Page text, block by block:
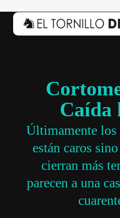
Caída
Últimamente los
están caros
cierran más
parecen a una